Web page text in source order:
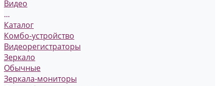
Видео
...
Каталог
Комбо-устройство
Видеорегистраторы
Зеркало
Обычные
Зеркала-мониторы